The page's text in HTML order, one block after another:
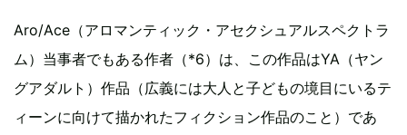
Aro/Ace（アロマンティック・アセクシュアルスペクトラ
ム）当事者でもある作者（*6）は、この作品はYA（ヤン
グアダルト）作品（広義には大人と子どもの境目にいるテ
ィーンに向けて描かれたフィクション作品のこと）であ